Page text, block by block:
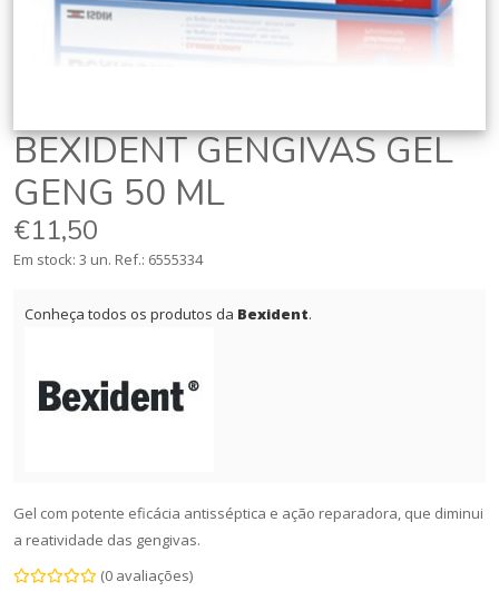
BEXIDENT GENGIVAS GEL
GENG 50 ML
€11,50
Em stock: 3 un. Ref.: 6555334
Conheça todos os produtos da Bexident.
Gel com potente eficácia antisséptica e ação reparadora, que diminui
a reatividade das gengivas.
(0 avaliações)